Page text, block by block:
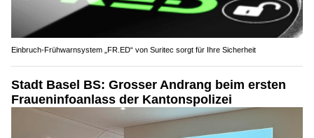
EM Haustechnik: Ihr Partner für Sicherheit in der ganzen Schweiz